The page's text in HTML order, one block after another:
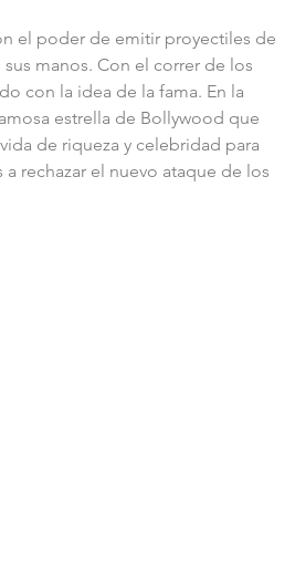
el poder de emitir proyectiles de
manos. Con el correr de los
con la idea de la fama. En la
estrella de Bollywood que
de riqueza y celebridad para
a rechazar el nuevo ataque de los